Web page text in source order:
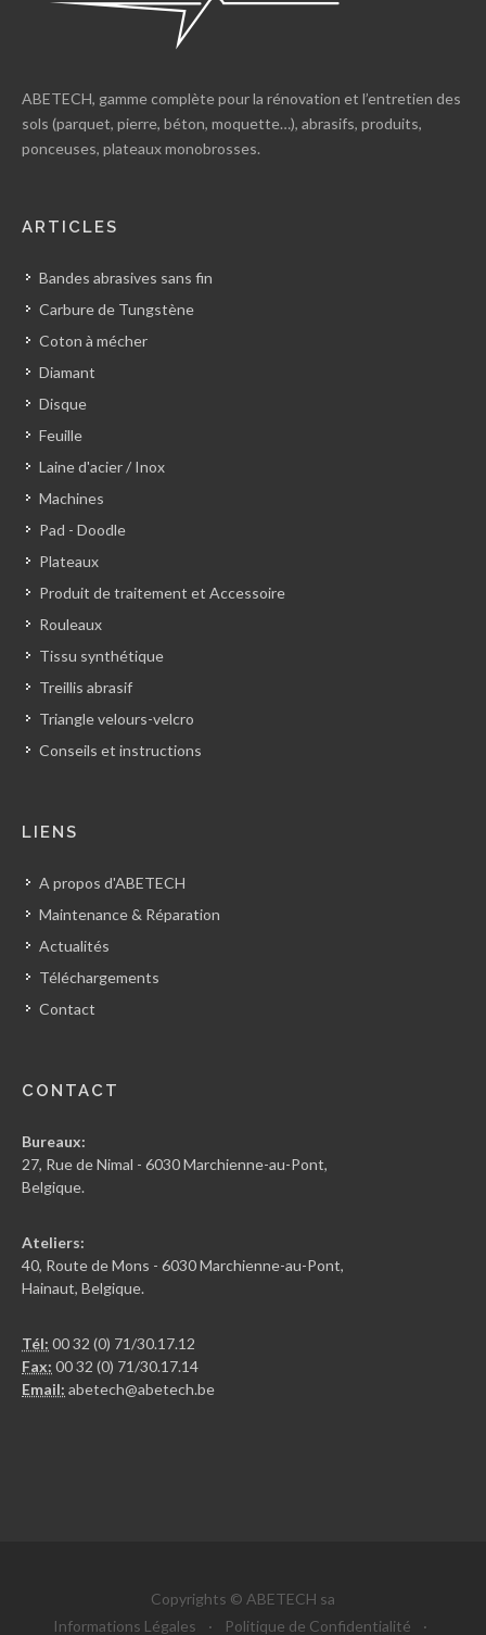
ABETECH, gamme complète pour la rénovation et l’entretien des
sols (parquet, pierre, béton, moquette…), abrasifs, produits,
ponceuses, plateaux monobrosses.
ARTICLES
Bandes abrasives sans fin
Carbure de Tungstène
Coton à mécher
Diamant
Disque
Feuille
Laine d'acier / Inox
Machines
Pad - Doodle
Plateaux
Produit de traitement et Accessoire
Rouleaux
Tissu synthétique
Treillis abrasif
Triangle velours-velcro
Conseils et instructions
LIENS
A propos d'ABETECH
Maintenance & Réparation
Actualités
Téléchargements
Contact
CONTACT
Bureaux:
27, Rue de Nimal - 6030 Marchienne-au-Pont,
Belgique.
Ateliers:
40, Route de Mons - 6030 Marchienne-au-Pont,
Hainaut, Belgique.
Tél: 00 32 (0) 71/30.17.12
Fax: 00 32 (0) 71/30.17.14
Email: abetech@abetech.be
Copyrights © ABETECH sa
Informations Légales
· Politique de Confidentialité ·